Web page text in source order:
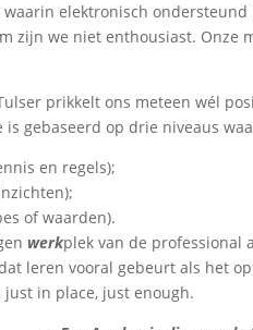
elektronisch
zijn we niet enthousiast.
prikkelt ons meteen wél
is gebaseerd op drie niveaus
en regels);
of waarden).
werkplek van de professional
leren vooral gebeurt als het
in place, just enough.